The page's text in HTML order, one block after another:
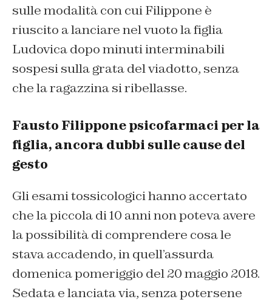
sulle modalità con cui Filippone è
riuscito a lanciare nel vuoto la figlia
Ludovica dopo minuti interminabili
sospesi sulla grata del viadotto, senza
che la ragazzina si ribellasse.
Fausto Filippone psicofarmaci per la
figlia, ancora dubbi sulle cause del
gesto
Gli esami tossicologici hanno accertato
che la piccola di 10 anni non poteva avere
la possibilità di comprendere cosa le
stava accadendo, in quell’assurda
domenica pomeriggio del 20 maggio 2018.
Sedata e lanciata via, senza potersene